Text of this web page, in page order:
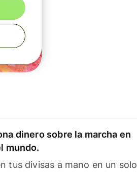
dinero sobre la marcha en
mundo.
tus divisas a mano en un solo